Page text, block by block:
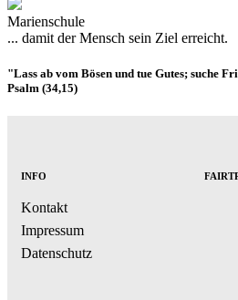
Marienschule
... damit der Mensch sein Ziel erreicht.
"Lass ab vom Bösen und tue Gutes; suche
Psalm (34,15)
INFO
Kontakt
Impressum
Datenschutz